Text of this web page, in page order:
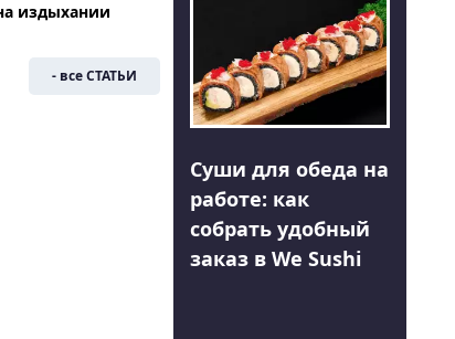
издыхании
- все СТАТЬИ
Суши для обеда на
работе: как
собрать удобный
заказ в We Sushi